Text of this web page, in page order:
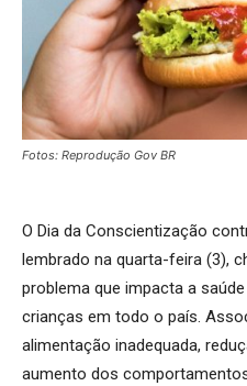
Fotos: Reprodução Gov BR
O Dia da Conscientização
lembrado na quarta-feira (3),
problema que impacta a
crianças em todo o país.
alimentação inadequada,
aumento dos